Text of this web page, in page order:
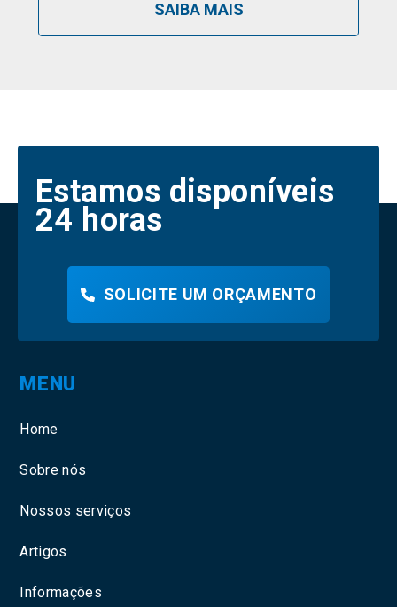
SAIBA MAIS
Estamos disponíveis
24 horas
SOLICITE UM ORÇAMENTO
MENU
Home
Sobre nós
Nossos serviços
Artigos
Informações